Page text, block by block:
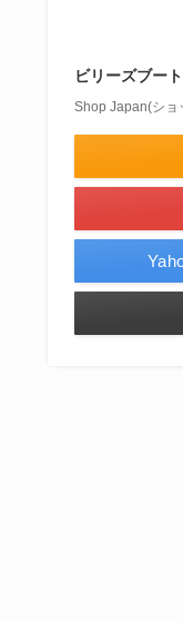
ビリーズブー
Shop Japan(ショ